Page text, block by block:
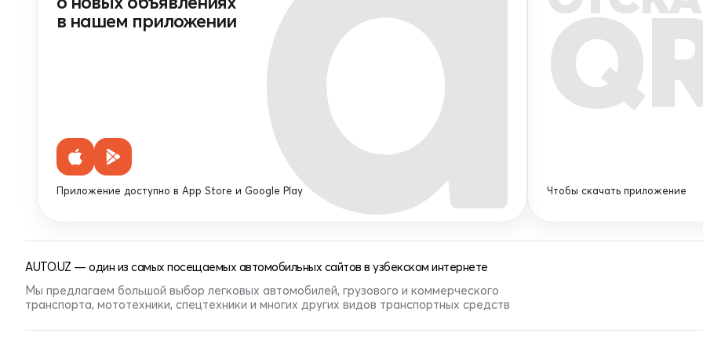
в нашем приложении
Приложение доступно в App Store и Google Play Чтобы скачать приложение
AUTO.UZ — один из самых посещаемых автомобильных сайтов в узбекском интернете
Мы предлагаем большой выбор легковых автомобилей, грузового и коммерческого
транспорта, мототехники, спецтехники и многих других видов транспортных средств